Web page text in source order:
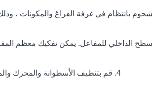
4. قم بتنظيف الأسطوانة والمحرك والمخفض والمكونات الهوائية ، إلخ. داخل آلة الطلاء لتوفير ضمان للتشغيل العادي للجهاز.